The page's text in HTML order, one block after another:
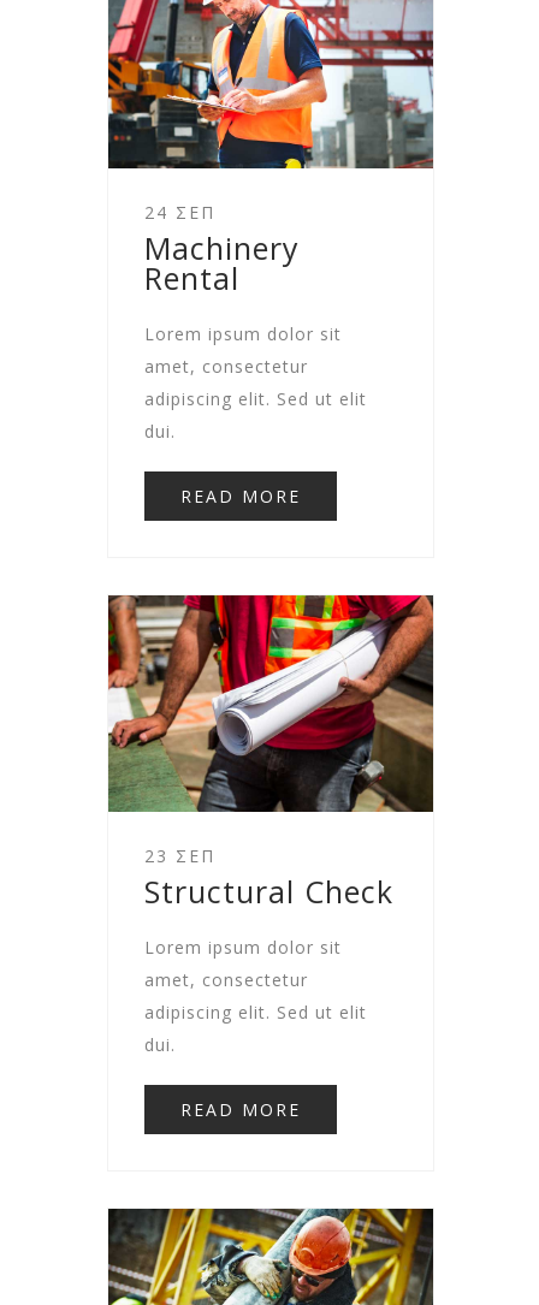
24 ΣΕΠ
Machinery
Rental
Lorem ipsum dolor sit
amet, consectetur
adipiscing elit. Sed ut elit
dui.
READ MORE
23 ΣΕΠ
Structural Check
Lorem ipsum dolor sit
amet, consectetur
adipiscing elit. Sed ut elit
dui.
READ MORE